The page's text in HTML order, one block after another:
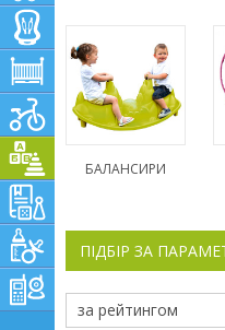
БАЛАНСИРИ
ПІДБІР ЗА
за рейтингом